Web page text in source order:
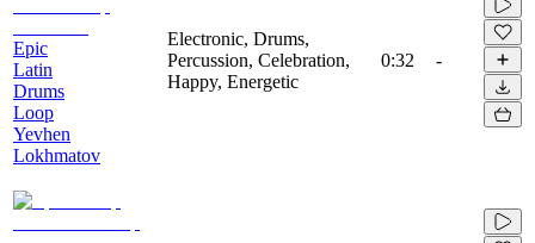
Epic
Latin
Drums
Loop
Yevhen
Lokhmatov
Electronic, Drums,
Percussion, Celebration,
Happy, Energetic
0:32 -